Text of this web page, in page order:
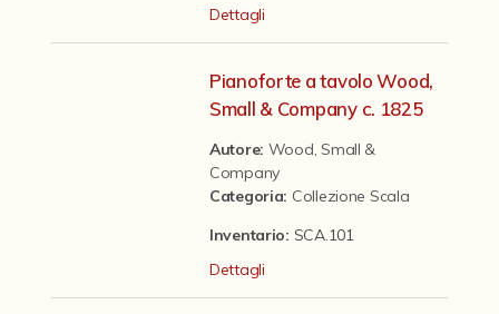
Dettagli
Pianoforte a tavolo Wood,
Small & Company c. 1825
Autore: Wood, Small &
Company
Categoria: Collezione Scala
Inventario: SCA.101
Dettagli